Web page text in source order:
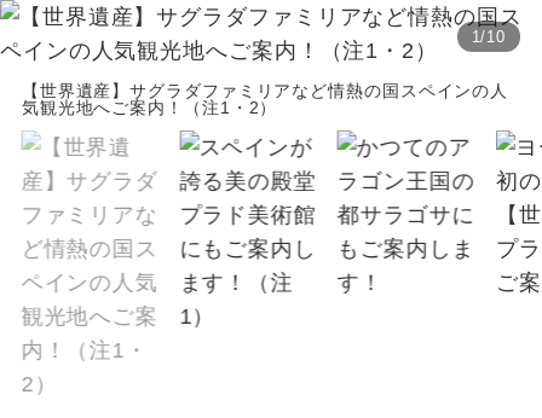
1/10
【世界遺産】サグラダファミリアなど情熱の国スペインの人
気観光地へご案内！（注1・2）
支払いが必要となります。
大人（12歳以上）6,490円、子供（2歳以上12
歳未満）6,490円、幼児3,930円
※手配の都合により変更になる場合がありま
す。
【その他諸税追加】
航空保険特別料金
大人（12歳以上）3,000円、子供（2歳以上12
歳未満）3,000円
す。
大浴場
全食事付き
全てのお食事が付いていますので、お食
事の心配はいりません。（機内食を除
く）
お部屋食
お部屋にてゆっくりとお召し上がりいた
だけます。
トラベルイヤ
ホン